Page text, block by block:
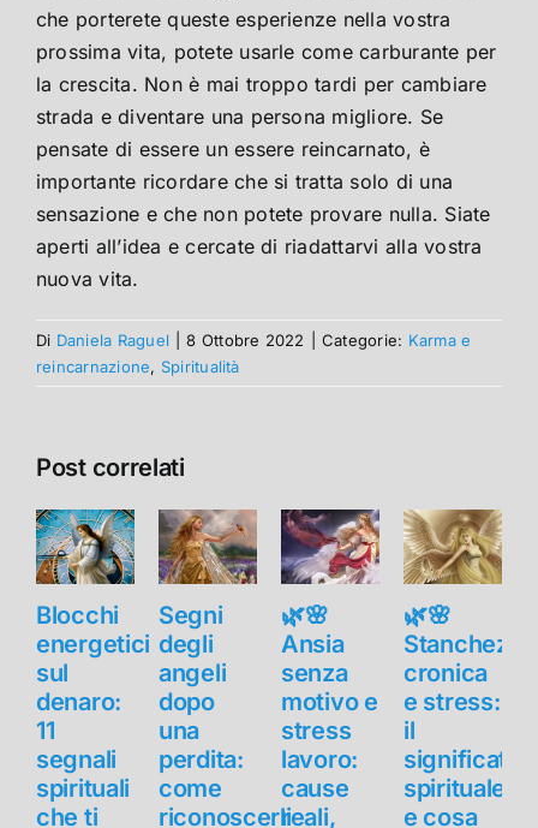
che porterete queste esperienze nella vostra
prossima vita, potete usarle come carburante per
la crescita. Non è mai troppo tardi per cambiare
strada e diventare una persona migliore. Se
pensate di essere un essere reincarnato, è
importante ricordare che si tratta solo di una
sensazione e che non potete provare nulla. Siate
aperti all’idea e cercate di riadattarvi alla vostra
nuova vita.
Di Daniela Raguel 8 Ottobre 2022 Categorie: Karma e
reincarnazione, Spiritualità
Post correlati
Blocchi
energetici
sul
denaro:
11
segnali
spirituali
che ti
Segni
degli
angeli
dopo
una
perdita:
come
riconoscerli
🌿🌸
Ansia
senza
motivo e
stress
lavoro:
cause
reali,
🌿🌸
Stanchezza
cronica
e stress:
il
significato
spirituale
e cosa